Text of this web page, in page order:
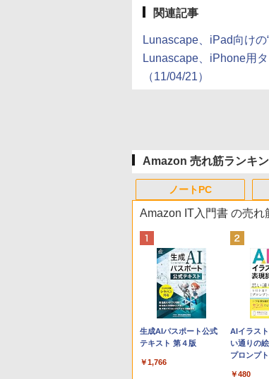
関連記事
Lunascape、iPad向け
Lunascape、iPhone用
（11/04/21）
Amazon 売れ筋ランキ
ノートPC
Apple 2026 MacBook
Neo A18 Proチップ搭
ク：AIとApple
tomtoc
16インチ
ス Dell
￥2,952
Robloxギフトカード -
800 Robux 【限定バー
む】 【オンラインゲー
Robloxギ
1000
ーチャル
￥1,600
Amazon IT入門書 の売れ
生成AIパスポート公式
テキスト 第４版
￥1,766
AIイラス
い通りの
プロンプ
￥480